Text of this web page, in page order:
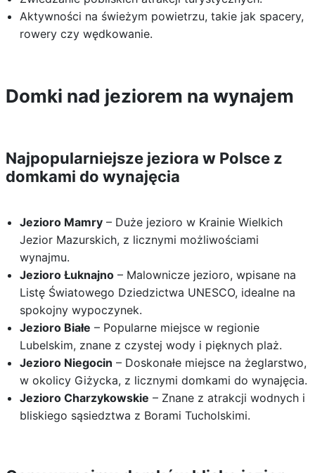
Aktywności na świeżym powietrzu, takie jak spacery,
rowery czy wędkowanie.
Domki nad jeziorem na wynajem
Najpopularniejsze jeziora w Polsce z
domkami do wynajęcia
Jezioro Mamry– Duże jezioro w Krainie Wielkich
Jezior Mazurskich, z licznymi możliwościami
wynajmu.
Jezioro Łuknajno– Malownicze jezioro, wpisane na
Listę Światowego Dziedzictwa UNESCO, idealne na
spokojny wypoczynek.
Jezioro Białe – Popularne miejsce w regionie
Lubelskim, znane z czystej wody i pięknych plaż.
Jezioro Niegocin – Doskonałe miejsce na żeglarstwo,
w okolicy Giżycka, z licznymi domkami do wynajęcia.
Jezioro Charzykowskie – Znane z atrakcji wodnych i
bliskiego sąsiedztwa z Borami Tucholskimi.